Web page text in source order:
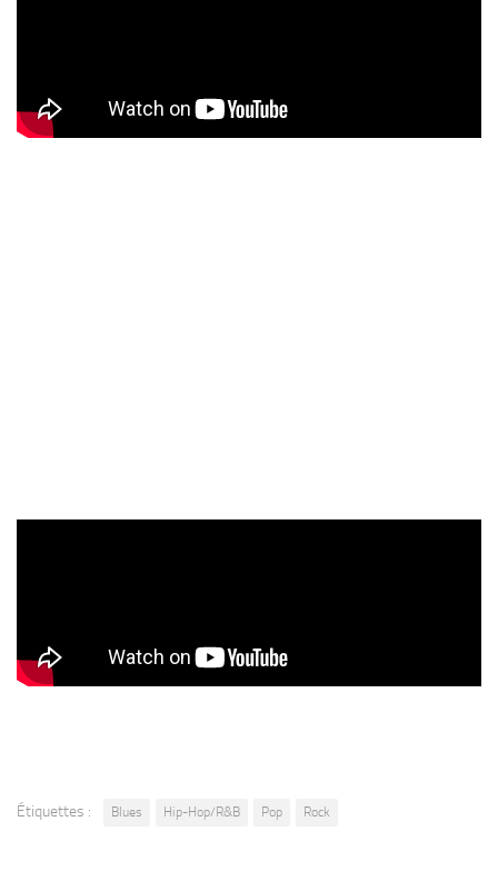
Étiquettes : Blues Hip-Hop/R&B Pop Rock